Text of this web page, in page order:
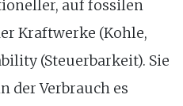
auf fossilen
Kraftwerke (Kohle,
(Steuerbarkeit). Sie
der Verbrauch es